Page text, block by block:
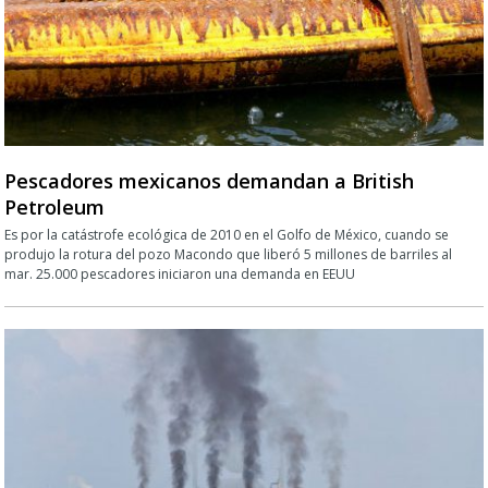
Pescadores mexicanos demandan a British
Petroleum
Es por la catástrofe ecológica de 2010 en el Golfo de México, cuando se
produjo la rotura del pozo Macondo que liberó 5 millones de barriles al
mar. 25.000 pescadores iniciaron una demanda en EEUU